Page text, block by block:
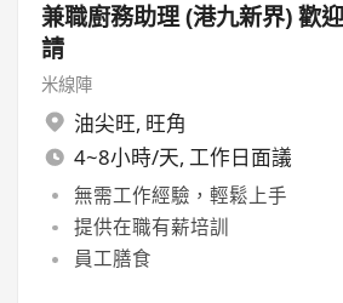
兼職廚務助理 (港九新界) 歡
請
米線陣
油尖旺, 旺角
4~8小時/天, 工作日面議
無需工作經驗，輕鬆上手
提供在職有薪培訓
員工膳食